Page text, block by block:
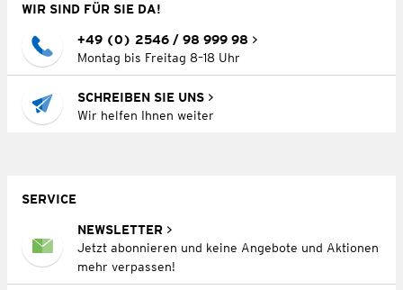
WIR SIND FÜR SIE DA!
+49 (0) 2546 / 98 999 98
Montag bis Freitag 8–18 Uhr
SCHREIBEN SIE UNS
Wir helfen Ihnen weiter
SERVICE
NEWSLETTER
Jetzt abonnieren und keine Angebote und Aktionen
mehr verpassen!